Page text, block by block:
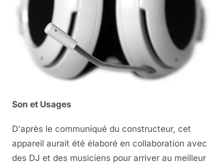
Son et Usages
D'après le communiqué du constructeur, cet
appareil aurait été élaboré en collaboration avec
des DJ et des musiciens pour arriver au meilleur